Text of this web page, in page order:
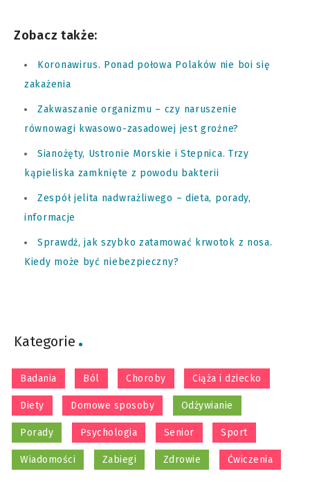
Zobacz także:
Koronawirus. Ponad połowa Polaków nie boi się
zakażenia
Zakwaszanie organizmu – czy naruszenie
równowagi kwasowo-zasadowej jest groźne?
Sianożęty, Ustronie Morskie i Stepnica. Trzy
kąpieliska zamknięte z powodu bakterii
Zespół jelita nadwrażliwego – dieta, porady,
informacje
Sprawdź, jak szybko zatamować krwotok z nosa.
Kiedy może być niebezpieczny?
Kategorie
Badania Ból Choroby Ciąża i dziecko
Diety Domowe sposoby Odżywianie
Porady Psychologia Senior Sport
Wiadomości Zabiegi Zdrowie Ćwiczenia